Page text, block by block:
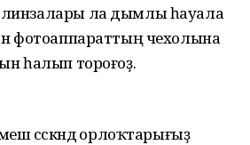
ла дымлы һауала
фотоаппараттың чехолына
һалып тороғоҙ.
сәскәндә орлоҡтарығыҙ